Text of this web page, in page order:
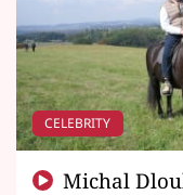
CELEBRITY